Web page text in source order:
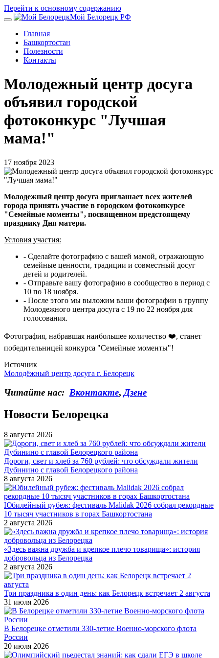
Перейти к основному содержанию
Мой Белорецк РФ
Главная
Башкортостан
Полезности
Контакты
Молодежный центр досуга
объявил городской
фотоконкурс "Лучшая
мама!"
17 ноября 2023
Молодежный центр досуга приглашает всех жителей
города принять участие в городском фотоконкурсе
"Семейные моменты", посвященном предстоящему
празднику Дня матери.
Условия участия:
- Сделайте фотографию с вашей мамой, отражающую
семейные ценности, традиции и совместный досуг
детей и родителей.
- Отправьте вашу фотографию в сообщество в период с
10 по 18 ноября.
- После этого мы выложим ваши фотографии в группу
Молодежного центра досуга с 19 по 22 ноября для
голосования.
Фотография, набравшая наибольшее количество ❤️, станет
победительницей конкурса "Семейные моменты"!
Источник
Молодёжный центр досуга г. Белорецк
Читайте нас: Вконтакте, Дзене
Новости Белорецка
8 августа 2026
Дороги, свет и хлеб за 760 рублей: что обсуждали жители
Дубинино с главой Белорецкого района
8 августа 2026
Юбилейный рубеж: фестиваль Malidak 2026 собрал рекордные
10 тысяч участников в горах Башкортостана
2 августа 2026
«Здесь важна дружба и крепкое плечо товарища»: история
добровольца из Белорецка
2 августа 2026
Три праздника в один день: как Белорецк встречает 2 августа
31 июля 2026
В Белорецке отметили 330-летие Военно-морского флота
России
20 июля 2026